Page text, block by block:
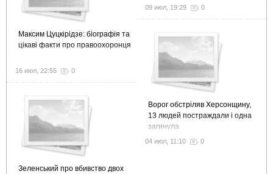
Максим Цуцкірідзе: біографія та
цікаві факти про правоохоронця
16 июл, 22:55 0
Зеленський про вбивство двох
09 июл, 19:29 0
Ворог обстріляв Херсонщину,
13 людей постраждали і одна
загинула
04 июл, 11:10 0